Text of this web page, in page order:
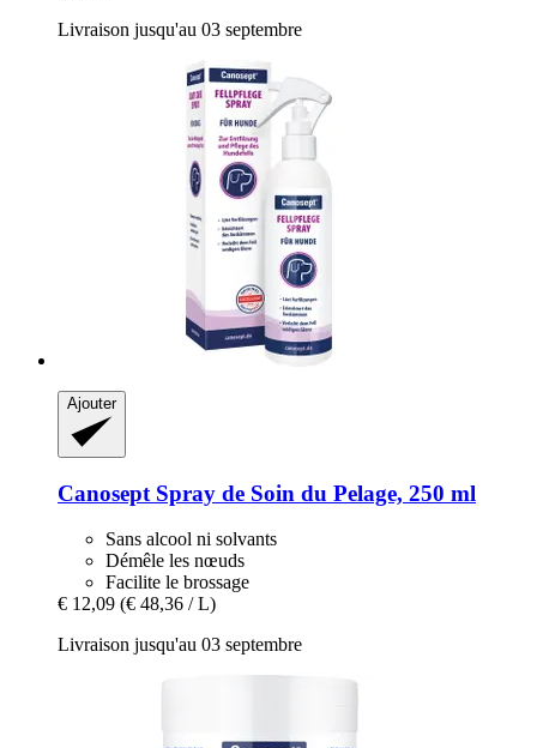
Livraison jusqu'au 03 septembre
Ajouter
Canosept Spray de Soin du Pelage, 250 ml
Sans alcool ni solvants
Démêle les nœuds
Facilite le brossage
€ 12,09 (€ 48,36 / L)
Livraison jusqu'au 03 septembre